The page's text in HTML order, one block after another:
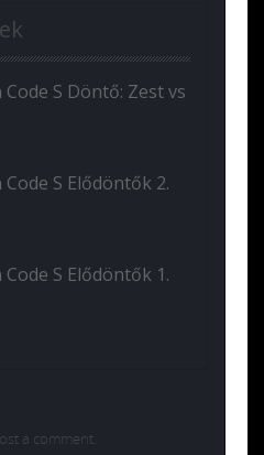
Code S Döntő: Zest vs
Code S Elődöntők 2.
Code S Elődöntők 1.
a comment.